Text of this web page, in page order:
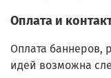
Оплата и
Оплата
идей возможна